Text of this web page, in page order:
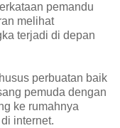
pemandu
melihat
terjadi di depan
perbuatan baik
pemuda dengan
ke rumahnya
internet.